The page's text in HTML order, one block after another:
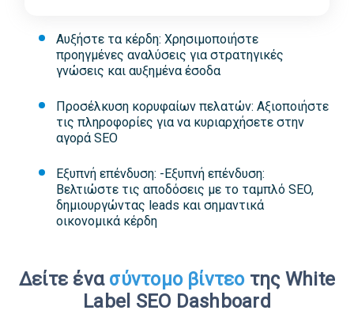
Αυξήστε τα κέρδη: Χρησιμοποιήστε
προηγμένες αναλύσεις για στρατηγικές
γνώσεις και αυξημένα έσοδα
Προσέλκυση κορυφαίων πελατών: Αξιοποιήστε
τις πληροφορίες για να κυριαρχήσετε στην
αγορά SEO
Εξυπνή επένδυση: -Εξυπνή επένδυση:
Βελτιώστε τις αποδόσεις με το ταμπλό SEO,
δημιουργώντας leads και σημαντικά
οικονομικά κέρδη
Δείτε ένα σύντομο βίντεοτης White
Label SEO Dashboard